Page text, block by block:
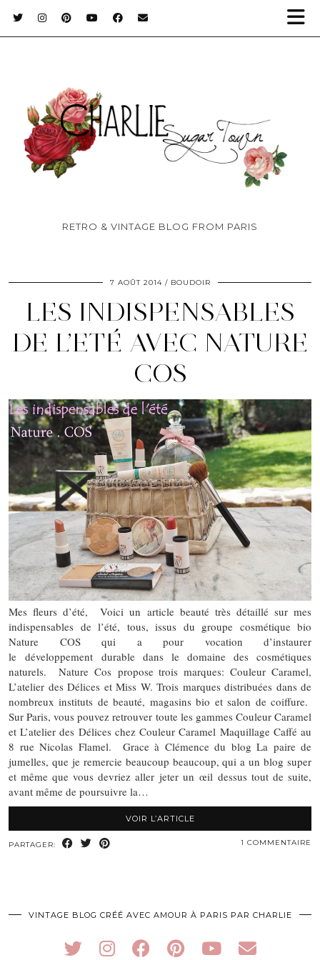
RETRO & VINTAGE BLOG FROM PARIS
7 AOÛT 2014 BOUDOIR
LES INDISPENSABLES
DE L’ETÉ AVEC NATURE
COS
Mes fleurs d’été, Voici un article beauté très détaillé sur mes
indispensables de l’été, tous, issus du groupe cosmétique bio
Nature COS qui a pour vocation d’instaurer
le développement durable dans le domaine des cosmétiques
naturels. Nature Cos propose trois marques: Couleur Caramel,
L’atelier des Délices et Miss W. Trois marques distribuées dans de
nombreux instituts de beauté, magasins bio et salon de coiffure.
Sur Paris, vous pouvez retrouver toute les gammes Couleur Caramel
et L’atelier des Délices chez Couleur Caramel Maquillage Caffé au
8 rue Nicolas Flamel. Grace à Clémence du blog La paire de
jumelles, que je remercie beaucoup beaucoup, qui a un blog super
et même que vous devriez aller jeter un œil dessus tout de suite,
avant même de poursuivre la…
VOIR L’ARTICLE
PARTAGER: 1 COMMENTAIRE
VINTAGE BLOG CRÉÉ AVEC AMOUR À PARIS PAR CHARLIE